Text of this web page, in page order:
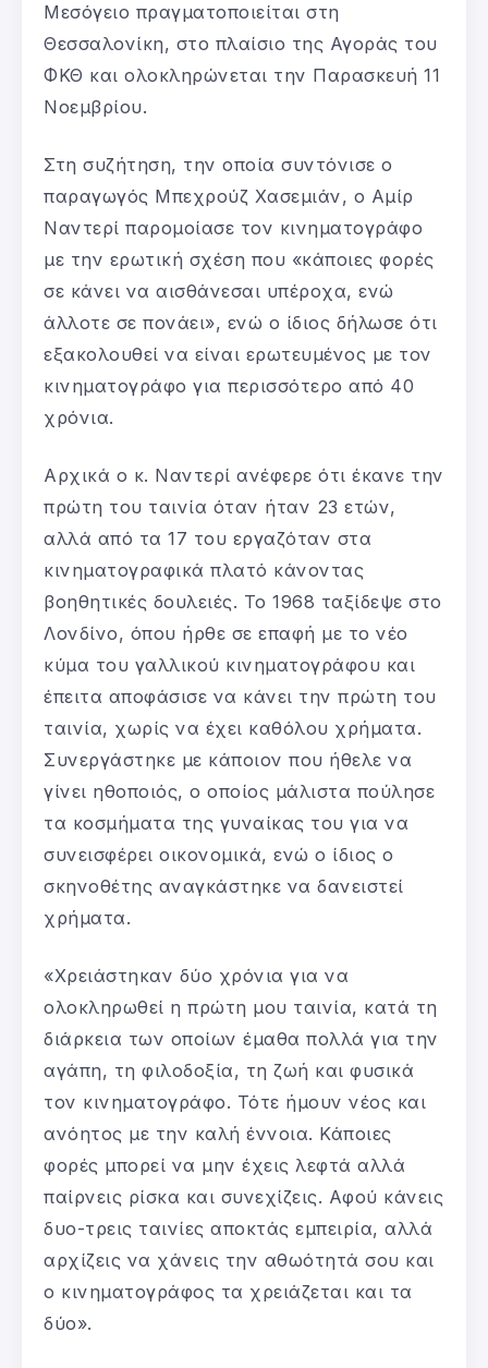
Μεσόγειο πραγματοποιείται στη
Θεσσαλονίκη, στο πλαίσιο της Αγοράς του
ΦΚΘ και ολοκληρώνεται την Παρασκευή 11
Νοεμβρίου.
Στη συζήτηση, την οποία συντόνισε ο
παραγωγός Μπεχρούζ Χασεμιάν, ο Αμίρ
Ναντερί παρομοίασε τον κινηματογράφο
με την ερωτική σχέση που «κάποιες φορές
σε κάνει να αισθάνεσαι υπέροχα, ενώ
άλλοτε σε πονάει», ενώ ο ίδιος δήλωσε ότι
εξακολουθεί να είναι ερωτευμένος με τον
κινηματογράφο για περισσότερο από 40
χρόνια.
Αρχικά ο κ. Ναντερί ανέφερε ότι έκανε την
πρώτη του ταινία όταν ήταν 23 ετών,
αλλά από τα 17 του εργαζόταν στα
κινηματογραφικά πλατό κάνοντας
βοηθητικές δουλειές. Το 1968 ταξίδεψε στο
Λονδίνο, όπου ήρθε σε επαφή με το νέο
κύμα του γαλλικού κινηματογράφου και
έπειτα αποφάσισε να κάνει την πρώτη του
ταινία, χωρίς να έχει καθόλου χρήματα.
Συνεργάστηκε με κάποιον που ήθελε να
γίνει ηθοποιός, ο οποίος μάλιστα πούλησε
τα κοσμήματα της γυναίκας του για να
συνεισφέρει οικονομικά, ενώ ο ίδιος ο
σκηνοθέτης αναγκάστηκε να δανειστεί
χρήματα.
«Χρειάστηκαν δύο χρόνια για να
ολοκληρωθεί η πρώτη μου ταινία, κατά τη
διάρκεια των οποίων έμαθα πολλά για την
αγάπη, τη φιλοδοξία, τη ζωή και φυσικά
τον κινηματογράφο. Τότε ήμουν νέος και
ανόητος με την καλή έννοια. Κάποιες
φορές μπορεί να μην έχεις λεφτά αλλά
παίρνεις ρίσκα και συνεχίζεις. Αφού κάνεις
δυο-τρεις ταινίες αποκτάς εμπειρία, αλλά
αρχίζεις να χάνεις την αθωότητά σου και
ο κινηματογράφος τα χρειάζεται και τα
δύο».